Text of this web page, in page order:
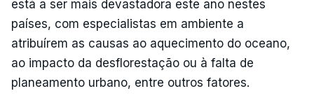
está a ser mais devastadora este ano nestes
países, com especialistas em ambiente a
atribuírem as causas ao aquecimento do oceano,
ao impacto da desflorestação ou à falta de
planeamento urbano, entre outros fatores.